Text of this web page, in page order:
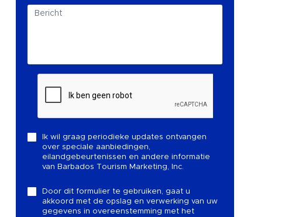
Ik wil graag periodieke updates ontvangen
over speciale aanbiedingen,
eilandgebeurtenissen en andere informatie
van Barbados Tourism Marketing, Inc.
Door dit formulier te gebruiken, gaat u
akkoord met de opslag en verwerking van uw
gegevens in overeenstemming met het